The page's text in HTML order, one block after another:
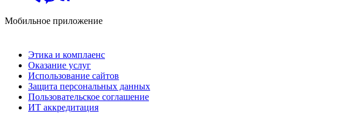
Мобильное приложение
Этика и комплаенс
Оказание услуг
Использование сайтов
Защита персональных данных
Пользовательское соглашение
ИТ аккредитация